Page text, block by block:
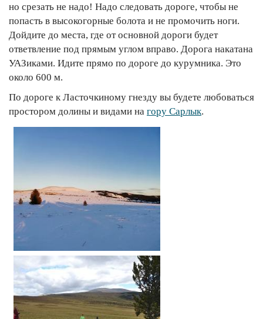
но срезать не надо! Надо следовать дороге, чтобы не
попасть в высокогорные болота и не промочить ноги.
Дойдите до места, где от основной дороги будет
ответвление под прямым углом вправо. Дорога накатана
УАЗиками. Идите прямо по дороге до курумника. Это
около 600 м.
По дороге к Ласточкиному гнезду вы будете любоваться
простором долины и видами на гору Сарлык.